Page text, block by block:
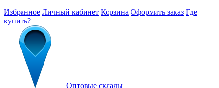
Избранное Личный кабинет Корзина Оформить заказ Где
купить?
Оптовые склады